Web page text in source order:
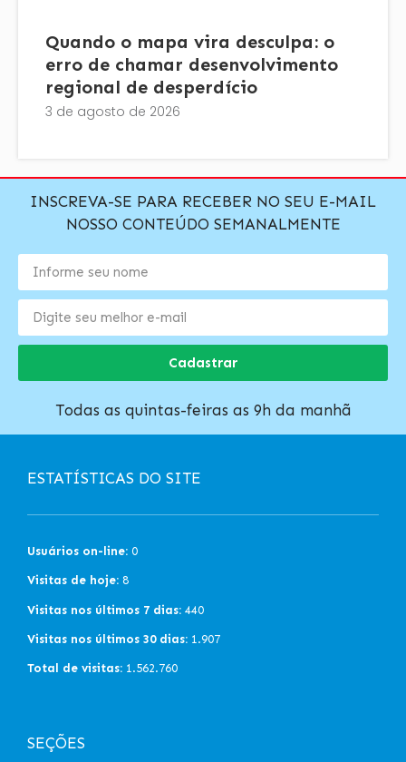
Quando o mapa vira desculpa: o
erro de chamar desenvolvimento
regional de desperdício
3 de agosto de 2026
INSCREVA-SE PARA RECEBER NO SEU E-MAIL
NOSSO CONTEÚDO SEMANALMENTE
Cadastrar
Todas as quintas-feiras as 9h da manhã
ESTATÍSTICAS DO SITE
Usuários on-line: 0
Visitas de hoje: 8
Visitas nos últimos 7 dias: 440
Visitas nos últimos 30 dias: 1.907
Total de visitas: 1.562.760
SEÇÕES